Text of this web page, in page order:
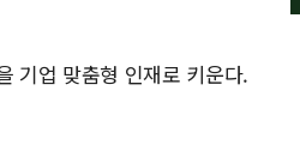
기업 맞춤형 인재로 키운다.